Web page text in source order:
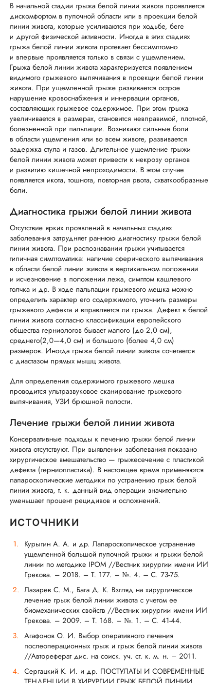
В начальной стадии грыжа белой линии живота проявляется
дискомфортом в пупочной области или в проекции белой
линии живота, которые усиливаются при ходьбе, беге
и другой физической активности. Иногда в этих стадиях
грыжа белой линии живота протекает бессимптомно
и впервые проявляется только в связи с ущемлением.
Грыжа белой линии живота характеризуется появлением
видимого грыжевого выпячивания в проекции белой линии
живота. При ущемленной грыже развивается острое
нарушение кровоснабжения и иннервации органов,
составляющих грыжевое содержимое. При этом грыжа
увеличивается в размерах, становится невправимой, плотной,
болезненной при пальпации. Возникают сильные боли
в области ущемления или во всем животе, развивается
задержка стула и газов. Длительное ущемление грыжи
белой линии живота может привести к некрозу органов
и развитию кишечной непроходимости. В этом случае
появляется икота, тошнота, повторная рвота, схваткообразные
боли.
Диагностика грыжи белой линии живота
Отсутствие ярких проявлений в начальных стадиях
заболевания затрудняет раннюю диагностику грыжи белой
линии живота. При распознавании грыжи учитывается
типичная симптоматика: наличие сферического выпячивания
в области белой линии живота в вертикальном положении
и исчезновение в положении лежа, симптом кашлевого
толчка и др. В ходе пальпации грыжевого мешка можно
определить характер его содержимого, уточнить размеры
грыжевого дефекта и вправляется ли грыжа. Дефект в белой
линии живота согласно классификации европейского
общества герниологов бывает малого (до 2,0 см),
среднего(2,0—4,0 см) и большого (более 4,0 см)
размеров. Иногда грыжа белой линии живота сочетается
с диастазом прямых мышц живота.
Для определения содержимого грыжевого мешка
проводится ультразвуковое сканирование грыжевого
выпячивания, УЗИ брюшной полости.
Лечение грыжи белой линии живота
Консервативные подходы к лечению грыжи белой линии
живота отсутствуют. При выявлении заболевания показано
хирургическое вмешательство — грыжесечение с пластикой
дефекта (герниопластика). В настоящее время применяются
лапароскопические методики по устранению грыж белой
линии живота, т. к. данный вид операции значительно
уменьшает процент рецидивов и осложнений.
ИСТОЧНИКИ
Курыгин А. А. и др. Лапароскопическое устранение
ущемленной большой пупочной грыжи и грыжи белой
линии по методике IPOM //Вестник хирургии имени ИИ
Грекова. – 2018. – Т. 177. – №. 4. – С. 73-75.
Лазарев С. М., Бага Д. К. Взгляд на хирургическое
лечение грыж белой линии живота с учетом ее
биомеханических свойств //Вестник хирургии имени ИИ
Грекова. – 2009. – Т. 168. – №. 1. – С. 41-44.
Агафонов О. И. Выбор оперативного лечения
послеоперационных грыж и грыж белой линии живота
//Автореферат дис. на соиск. уч. ст. к. м. н. – 2011.
Сергацкий К. И. и др. ПОСТУЛАТЫ И СОВРЕМЕННЫЕ